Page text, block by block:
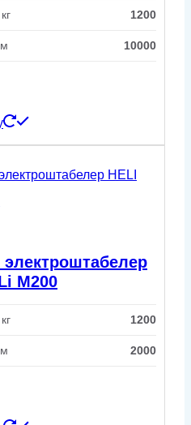
1200
10000
M200
1200
2000